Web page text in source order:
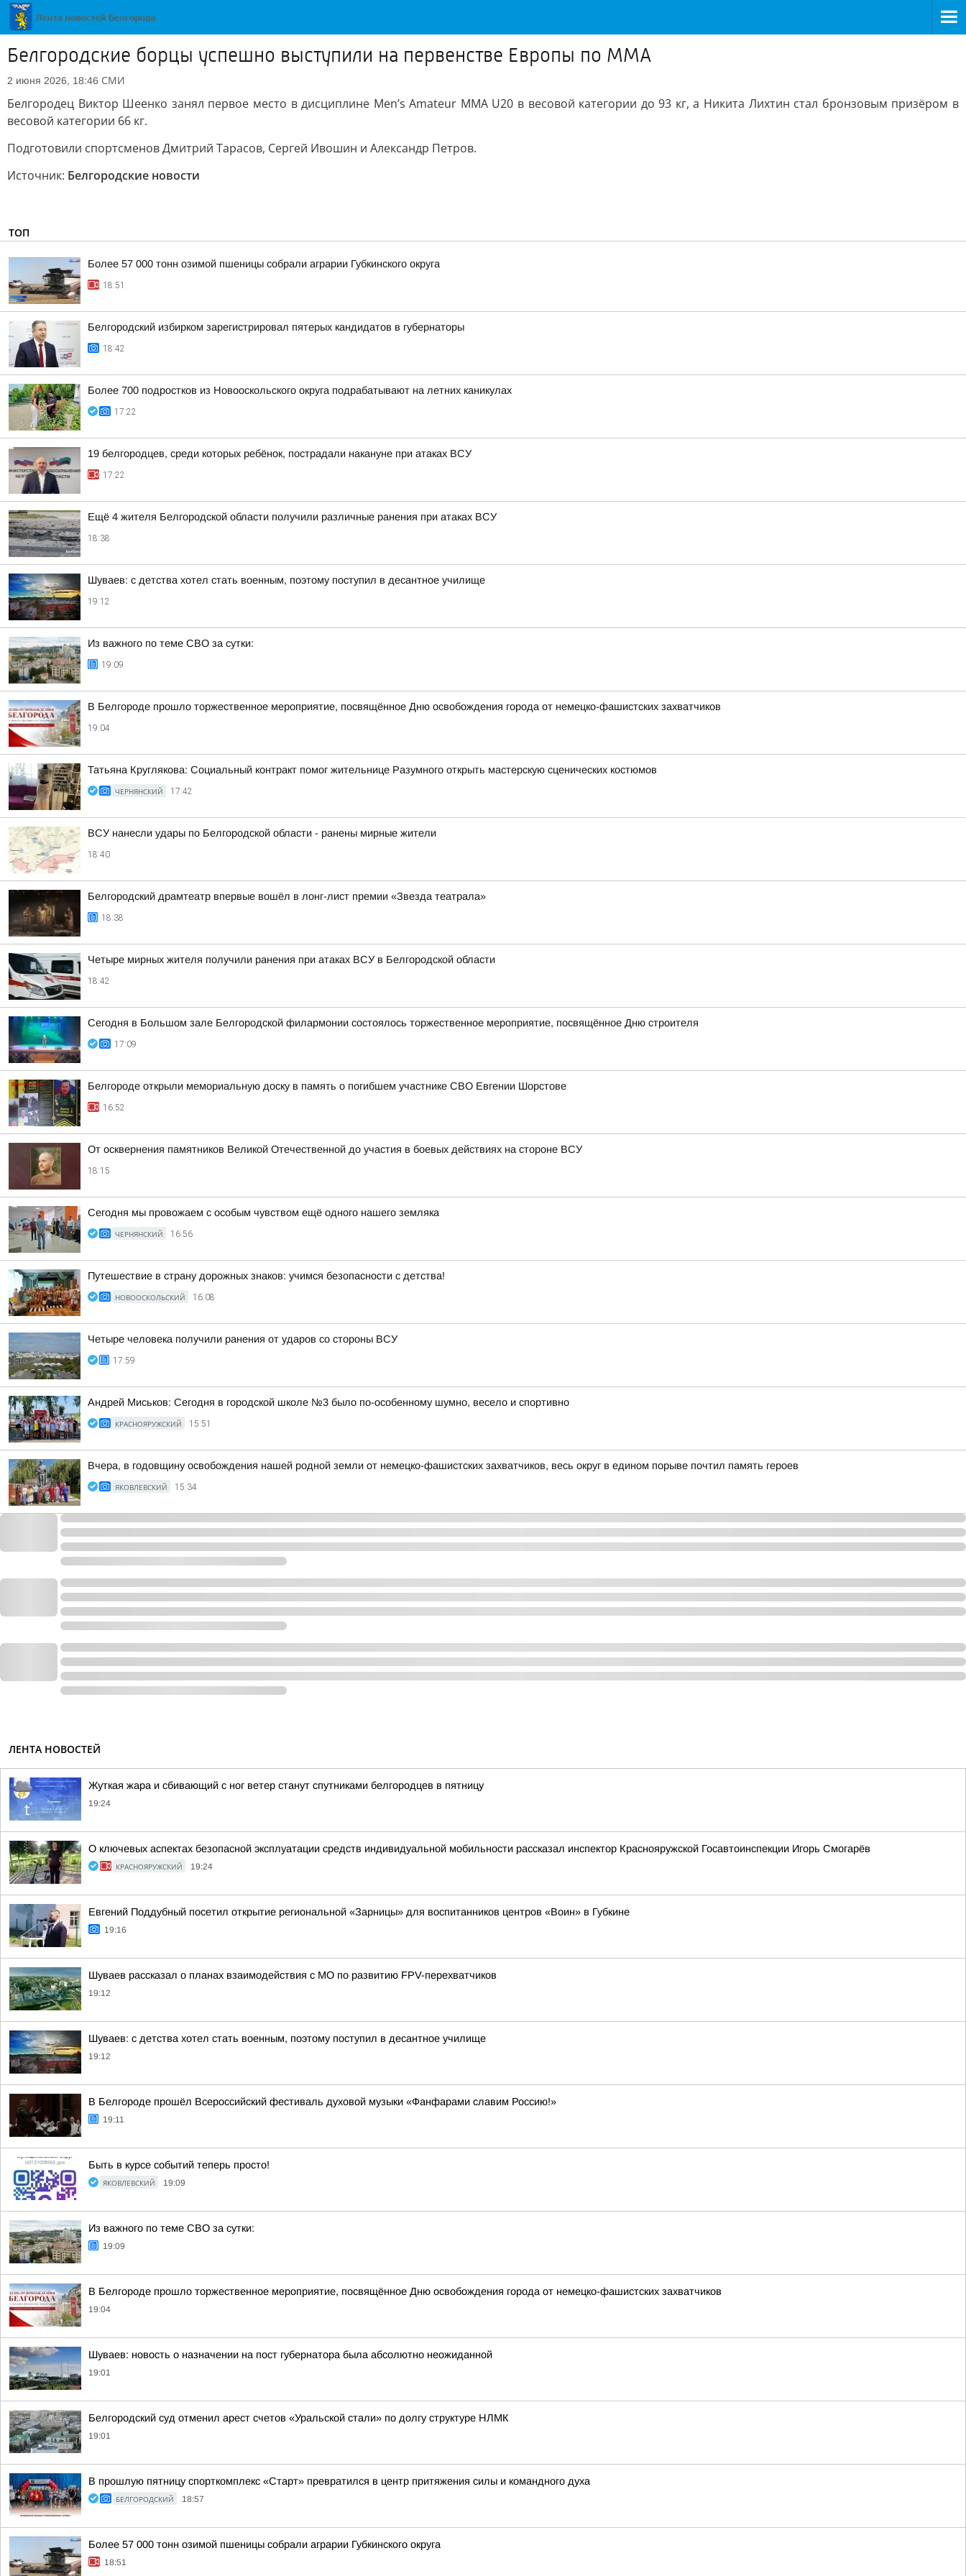
Белгородские борцы успешно выступили на первенстве Европы по ММА
2 июня 2026, 18:46 СМИ
Белгородец Виктор Шеенко занял первое место в дисциплине Men’s Amateur MMA U20 в весовой категории до 93 кг, а Никита Лихтин стал бронзовым призёром в
весовой категории 66 кг.
Подготовили спортсменов Дмитрий Тарасов, Сергей Ивошин и Александр Петров.
Источник: Белгородские новости
ТОП
Более 57 000 тонн озимой пшеницы собрали аграрии Губкинского округа
18:51
Белгородский избирком зарегистрировал пятерых кандидатов в губернаторы
18:42
Более 700 подростков из Новооскольского округа подрабатывают на летних каникулах
17:22
19 белгородцев, среди которых ребёнок, пострадали накануне при атаках ВСУ
17:22
Ещё 4 жителя Белгородской области получили различные ранения при атаках ВСУ
18:38
Шуваев: с детства хотел стать военным, поэтому поступил в десантное училище
19:12
Из важного по теме СВО за сутки:
19:09
В Белгороде прошло торжественное мероприятие, посвящённое Дню освобождения города от немецко-фашистских захватчиков
19:04
Татьяна Круглякова: Социальный контракт помог жительнице Разумного открыть мастерскую сценических костюмов
ЧЕРНЯНСКИЙ 17:42
ВСУ нанесли удары по Белгородской области - ранены мирные жители
18:40
Белгородский драмтеатр впервые вошёл в лонг-лист премии «Звезда театрала»
18:38
Четыре мирных жителя получили ранения при атаках ВСУ в Белгородской области
18:42
Сегодня в Большом зале Белгородской филармонии состоялось торжественное мероприятие, посвящённое Дню строителя
17:09
Белгороде открыли мемориальную доску в память о погибшем участнике СВО Евгении Шорстове
16:52
От осквернения памятников Великой Отечественной до участия в боевых действиях на стороне ВСУ
18:15
Сегодня мы провожаем с особым чувством ещё одного нашего земляка
ЧЕРНЯНСКИЙ 16:56
Путешествие в страну дорожных знаков: учимся безопасности с детства!
НОВООСКОЛЬСКИЙ 16:08
Четыре человека получили ранения от ударов со стороны ВСУ
17:59
Андрей Миськов: Сегодня в городской школе №3 было по-особенному шумно, весело и спортивно
КРАСНОЯРУЖСКИЙ 15:51
Вчера, в годовщину освобождения нашей родной земли от немецко-фашистских захватчиков, весь округ в едином порыве почтил память героев
ЯКОВЛЕВСКИЙ 15:34
ЛЕНТА НОВОСТЕЙ
Жуткая жара и сбивающий с ног ветер станут спутниками белгородцев в пятницу
19:24
О ключевых аспектах безопасной эксплуатации средств индивидуальной мобильности рассказал инспектор Краснояружской Госавтоинспекции Игорь Смогарёв
КРАСНОЯРУЖСКИЙ 19:24
Евгений Поддубный посетил открытие региональной «Зарницы» для воспитанников центров «Воин» в Губкине
19:16
Шуваев рассказал о планах взаимодействия с МО по развитию FPV-перехватчиков
19:12
Шуваев: с детства хотел стать военным, поэтому поступил в десантное училище
19:12
В Белгороде прошёл Всероссийский фестиваль духовой музыки «Фанфарами славим Россию!»
19:11
Быть в курсе событий теперь просто!
ЯКОВЛЕВСКИЙ 19:09
Из важного по теме СВО за сутки:
19:09
В Белгороде прошло торжественное мероприятие, посвящённое Дню освобождения города от немецко-фашистских захватчиков
19:04
Шуваев: новость о назначении на пост губернатора была абсолютно неожиданной
19:01
Белгородский суд отменил арест счетов «Уральской стали» по долгу структуре НЛМК
19:01
В прошлую пятницу спорткомплекс «Старт» превратился в центр притяжения силы и командного духа
БЕЛГОРОДСКИЙ 18:57
Более 57 000 тонн озимой пшеницы собрали аграрии Губкинского округа
18:51